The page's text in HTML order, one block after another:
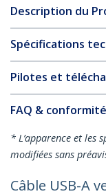
Description du
Spécifications
Pilotes et
FAQ & conformité
* L’apparence et les
modifiées sans
Câble USB-A